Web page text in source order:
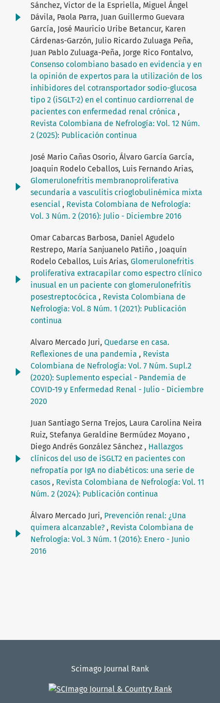
Sánchez, Victor de la Espriella, Miguel Ángel
Dávila, Paola Parra, Juan Guillermo Guevara
García, José Mauricio Uribe Betancur, Karen
Cárdenas-Garzón, Julio Ricardo Zuluaga Peña,
Juan Pablo Zuluaga-Peña, Jorge Rico Fontalvo,
Consenso colombiano basado en evidencia y en
la opinión de expertos para la utilización de los
inhibidores del cotransportador sodio-glucosa
tipo 2 (iSGLT-2) en el continuo cardiorrenal de
pacientes con enfermedad renal crónica ,
Revista Colombiana de Nefrología: Vol. 12 Núm.
2 (2025): Publicación continua
José Mario Cañas Osorio, Álvaro García García,
Joaquin Rodelo Ceballos, Luis Fernando Arias,
Glomerulonefritis membranoproliferativa
secundaria a vasculitis crioglobulinémica mixta
esencial , Revista Colombiana de Nefrología:
Vol. 3 Núm. 2 (2016): Julio - Diciembre 2016
Omar Cabarcas Barbosa, Daniel Agudelo
Restrepo, María Sanjuanelo Patiño , Joaquín
Rodelo Ceballos, Luis Arias, Glomerulonefritis
proliferativa extracapilar como espectro clínico
inusual en un paciente con glomerulonefritis
posestreptocócica , Revista Colombiana de
Nefrología: Vol. 8 Núm. 1 (2021): Publicación
continua
Alvaro Mercado Juri, Quedarse en casa.
Reflexiones de una pandemia , Revista
Colombiana de Nefrología: Vol. 7 Núm. Supl.2
(2020): Suplemento especial - Pandemia de
COVID-19 y Enfermedad Renal - Julio - Diciembre
2020
Juan Santiago Serna Trejos, Laura Carolina Neira
Ruiz, Stefanya Geraldine Bermúdez Moyano ,
Diego Andrés González Sánchez , Hallazgos
clínicos del uso de iSGLT2 en pacientes con
nefropatía por IgA no diabéticos: una serie de
casos , Revista Colombiana de Nefrología: Vol. 11
Núm. 2 (2024): Publicación continua
Álvaro Mercado Juri, Prevención renal: ¿Una
quimera alcanzable? , Revista Colombiana de
Nefrología: Vol. 3 Núm. 1 (2016): Enero - Junio
2016
Scimago Journal Rank